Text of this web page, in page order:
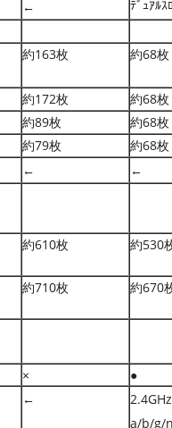
← ﾃﾞｭｱﾙ
約163枚 約68枚
約172枚 約68枚
約89枚 約68枚
約79枚
約68枚
← ←
約610枚 約530
約710枚 約670
×
●
←
a/b/g/